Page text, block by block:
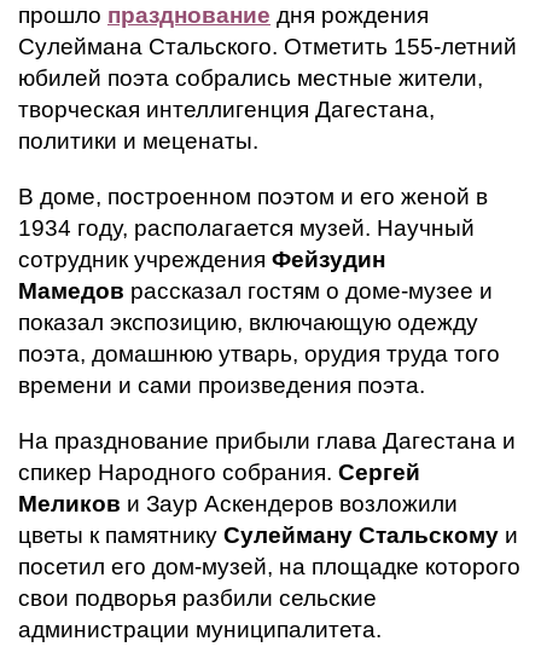
прошло празднование дня рождения
Сулеймана Стальского. Отметить 155-летний
юбилей поэта собрались местные жители,
творческая интеллигенция Дагестана,
политики и меценаты.
В доме, построенном поэтом и его женой в
1934 году, располагается музей. Научный
сотрудник учреждения Фейзудин
Мамедов рассказал гостям о доме-музее и
показал экспозицию, включающую одежду
поэта, домашнюю утварь, орудия труда того
времени и сами произведения поэта.
На празднование прибыли глава Дагестана и
спикер Народного собрания. Сергей
Меликов и Заур Аскендеров возложили
цветы к памятнику Сулейману Стальскому и
посетил его дом-музей, на площадке которого
свои подворья разбили сельские
администрации муниципалитета.